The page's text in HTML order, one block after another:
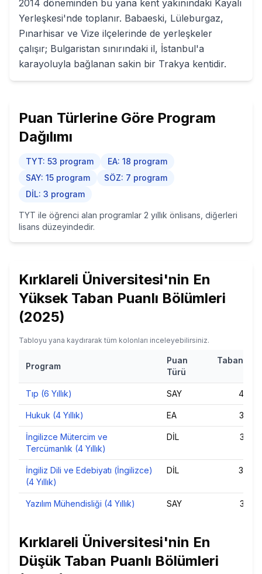
2014 döneminden bu yana kent yakınındaki Kayalı
Yerleşkesi'nde toplanır. Babaeski, Lüleburgaz,
Pınarhisar ve Vize ilçelerinde de yerleşkeler
çalışır; Bulgaristan sınırındaki il, İstanbul'a
karayoluyla bağlanan sakin bir Trakya kentidir.
Puan Türlerine Göre Program
Dağılımı
TYT: 53 program EA: 18 program
SAY: 15 program SÖZ: 7 program
DİL: 3 program
TYT ile öğrenci alan programlar 2 yıllık önlisans, diğerleri
lisans düzeyindedir.
Kırklareli Üniversitesi'nin En
Yüksek Taban Puanlı Bölümleri
(2025)
Tabloyu yana kaydırarak tüm kolonları inceleyebilirsiniz.
Program
Puan
Türü
Taban
Tıp (6 Yıllık) SAY
Hukuk (4 Yıllık) EA
İngilizce Mütercim ve
Tercümanlık (4 Yıllık)
DİL
İngiliz Dili ve Edebiyatı (İngilizce)
(4 Yıllık)
DİL
Yazılım Mühendisliği (4 Yıllık) SAY
Kırklareli Üniversitesi'nin En
Düşük Taban Puanlı Bölümleri